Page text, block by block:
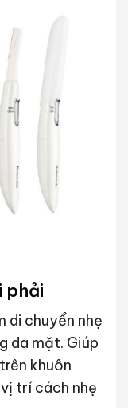
phải
di chuyển nhẹ
da mặt. Giúp
khuôn
trí cách nhẹ